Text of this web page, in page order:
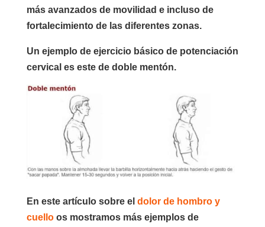
más avanzados de movilidad e incluso de
fortalecimiento de las diferentes zonas.
Un ejemplo de ejercicio básico de potenciación
cervical es este de doble mentón.
En este artículo sobre el dolor de hombro y
cuelloos mostramos más ejemplos de